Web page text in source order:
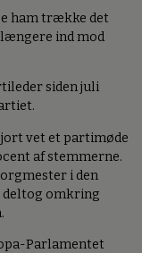
ham trække det
ind mod
siden juli
vet et partimøde
af stemmerne.
i den
deltog omkring
Parlamentet